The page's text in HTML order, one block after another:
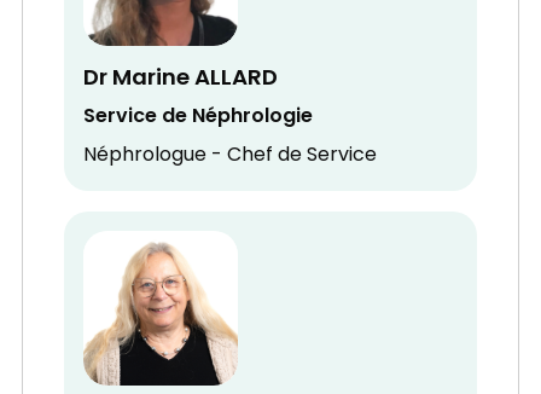
Dr Marine ALLARD
Service de Néphrologie
Néphrologue - Chef de Service